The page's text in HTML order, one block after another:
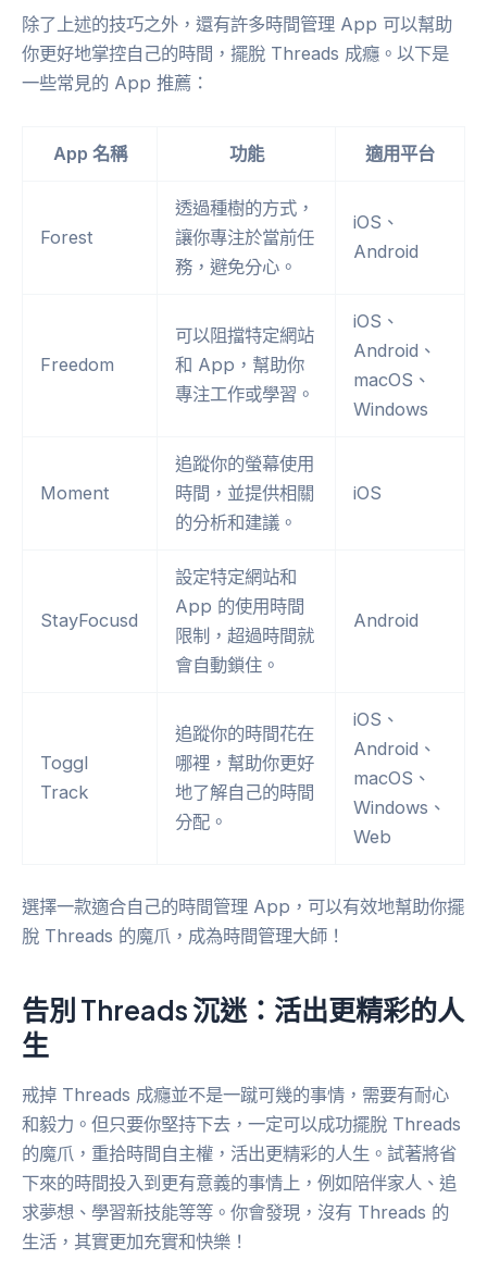
除了上述的技巧之外，還有許多時間管理 App 可以幫助
你更好地掌控自己的時間，擺脫 Threads 成癮。以下是
一些常見的 App 推薦：
App 名稱 功能 適用平台
Forest
透過種樹的方式，
讓你專注於當前任
務，避免分心。
iOS、
Android
Freedom
可以阻擋特定網站
和 App，幫助你
專注工作或學習。
iOS、
Android、
macOS、
Windows
Moment
追蹤你的螢幕使用
時間，並提供相關
的分析和建議。
iOS
StayFocusd
設定特定網站和
App 的使用時間
限制，超過時間就
會自動鎖住。
Android
Toggl
Track
追蹤你的時間花在
哪裡，幫助你更好
地了解自己的時間
分配。
iOS、
Android、
macOS、
Windows、
Web
選擇一款適合自己的時間管理 App，可以有效地幫助你擺
脫 Threads 的魔爪，成為時間管理大師！
告別 Threads 沉迷：活出更精彩的人
生
戒掉 Threads 成癮並不是一蹴可幾的事情，需要有耐心
和毅力。但只要你堅持下去，一定可以成功擺脫 Threads
的魔爪，重拾時間自主權，活出更精彩的人生。試著將省
下來的時間投入到更有意義的事情上，例如陪伴家人、追
求夢想、學習新技能等等。你會發現，沒有 Threads 的
生活，其實更加充實和快樂！